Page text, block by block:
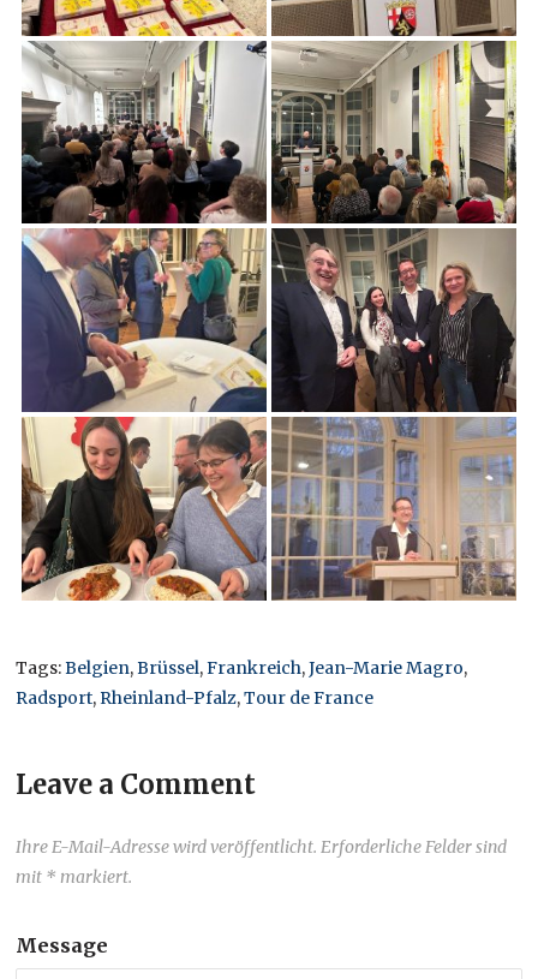
Tags:Belgien,Brüssel,Frankreich,Jean-Marie Magro,
Radsport,Rheinland-Pfalz,Tour de France
Leave a Comment
Ihre E-Mail-Adresse wird veröffentlicht. Erforderliche Felder sind
mit * markiert.
Message